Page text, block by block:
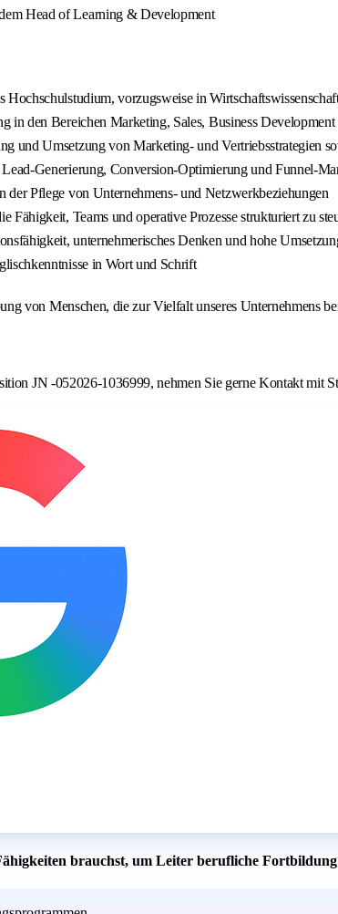
Head of Learning & Development
Hochschulstudium, vorzugsweise in
in den Bereichen Marketing, Sales, Business
und Umsetzung von Marketing- und Vertriebsstrategien
Generierung, Conversion-Optimierung und Funnel-
der Pflege von Unternehmens- und Netzwerkbeziehungen
Fähigkeit, Teams und operative Prozesse strukturiert zu
unternehmerisches Denken und hohe
in Wort und Schrift
von Menschen, die zur Vielfalt unseres Unternehmens
JN -052026-1036999, nehmen Sie gerne Kontakt mit
brauchst, um Leiter berufliche